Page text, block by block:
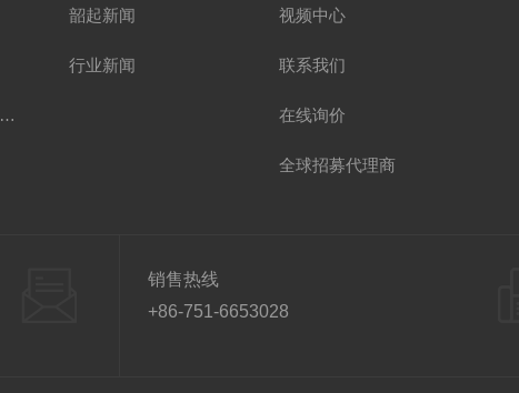
SQ系列随车起重运输车
韶起新闻
行业新闻
视频中心
联系我们
在线询价
全球招募代理商
销售热线
+86-751-6653028